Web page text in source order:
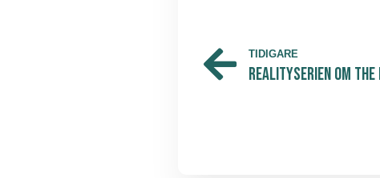
TIDIGARE
Realityserien om The